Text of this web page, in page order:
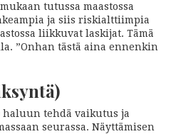
tutussa maastossa
ja siis riskialttiimpia
liikkuvat laskijat. Tämä
”Onhan tästä aina ennenkin
tehdä vaikutus ja
seurassa. Näyttämisen